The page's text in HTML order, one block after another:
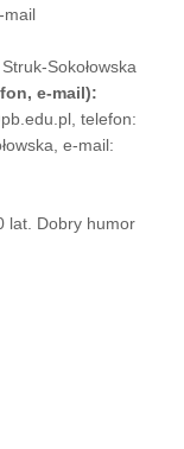
mail
Sokołowska
e-mail):
telefon:
e-mail:
lat. Dobry humor